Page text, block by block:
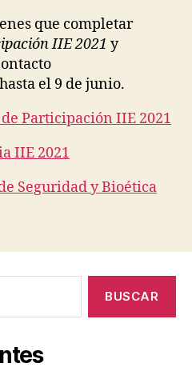
que completar
IIE 2021 y
el 9 de junio.
Participación IIE 2021
IIE 2021
Seguridad y Bioética